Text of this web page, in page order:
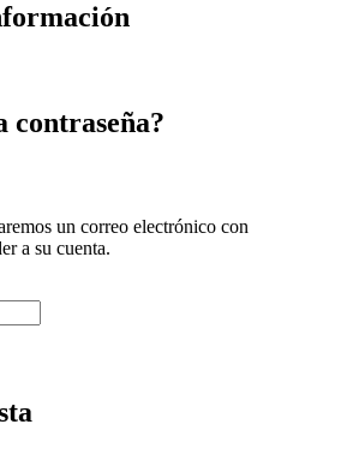
contraseña?
un correo electrónico con
a su cuenta.